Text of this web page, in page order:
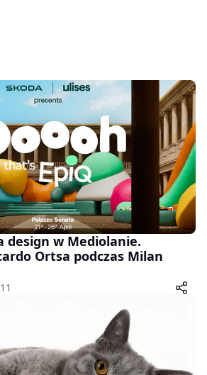
design w Mediolanie.
Ortsa podczas Milan